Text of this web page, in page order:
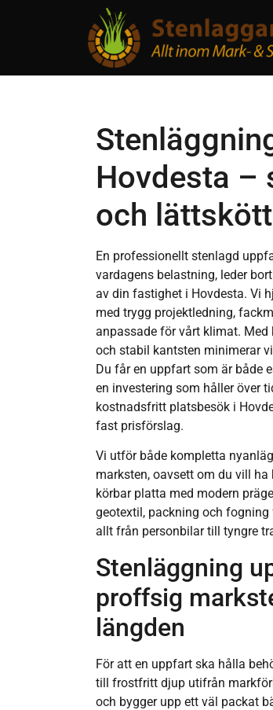
Hovdesta –
och lättskött
En professionellt stenlagd
vardagens belastning, leder
av din fastighet i Hovdesta. Vi
med trygg projektledning,
anpassade för vårt klimat.
och stabil kantsten minimerar
Du får en uppfart som är både
en investering som håller över
kostnadsfritt platsbesök i
fast prisförslag.
Vi utför både kompletta
marksten, oavsett om du vill
körbar platta med modern
geotextil, packning och
allt från personbilar till tyngre
Stenläggning
proffsig
längden
För att en uppfart ska hålla
till frostfritt djup utifrån
och bygger upp ett väl packat